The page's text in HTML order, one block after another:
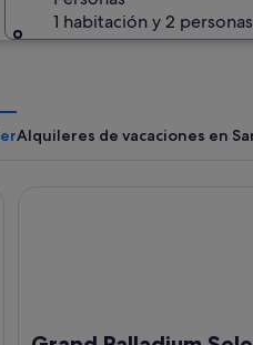
1 habitación y 2 personas
Alquileres de vacaciones en